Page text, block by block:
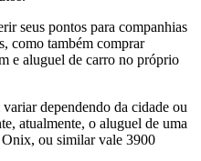
seus pontos para companhias
como também comprar
e aluguel de carro no próprio
dependendo da cidade ou
atualmente, o aluguel de uma
ou similar vale 3900